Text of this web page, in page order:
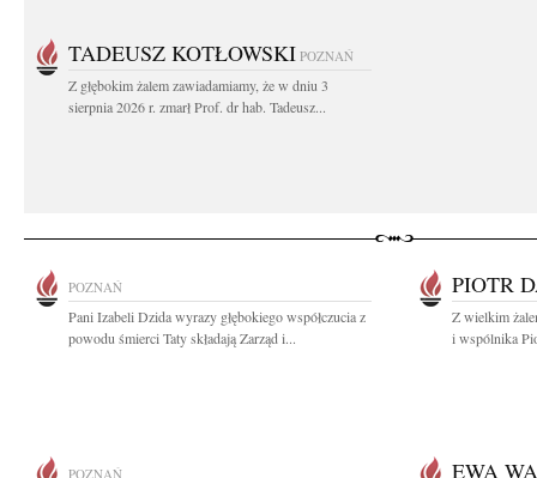
TADEUSZ KOTŁOWSKI POZNAŃ
Z głębokim żalem zawiadamiamy, że w dniu 3
sierpnia 2026 r. zmarł Prof. dr hab. Tadeusz...
POZNAŃ
Pani Izabeli Dzida wyrazy głębokiego współczucia z
powodu śmierci Taty składają Zarząd i...
PIOTR
Z wielkim
i wspólnika
POZNAŃ EWA